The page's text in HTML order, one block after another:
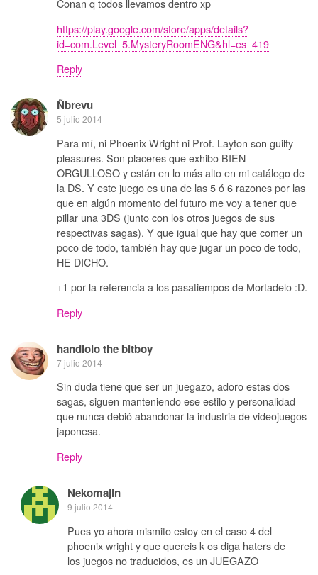
Conan q todos llevamos dentro xp
https://play.google.com/store/apps/details?
id=com.Level_5.MysteryRoomENG&hl=es_419
Reply
Ñbrevu
5 julio 2014
Para mí, ni Phoenix Wright ni Prof. Layton son guilty
pleasures. Son placeres que exhibo BIEN
ORGULLOSO y están en lo más alto en mi catálogo de
la DS. Y este juego es una de las 5 ó 6 razones por las
que en algún momento del futuro me voy a tener que
pillar una 3DS (junto con los otros juegos de sus
respectivas sagas). Y que igual que hay que comer un
poco de todo, también hay que jugar un poco de todo,
HE DICHO.
+1 por la referencia a los pasatiempos de Mortadelo :D.
Reply
handlolo the bitboy
7 julio 2014
Sin duda tiene que ser un juegazo, adoro estas dos
sagas, siguen manteniendo ese estilo y personalidad
que nunca debió abandonar la industria de videojuegos
japonesa.
Reply
Nekomajin
9 julio 2014
Pues yo ahora mismito estoy en el caso 4 del
phoenix wright y que quereis k os diga haters de
los juegos no traducidos, es un JUEGAZO